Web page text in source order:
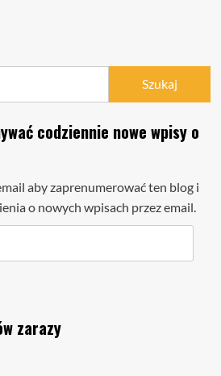
codziennie nowe wpisy o
aby zaprenumerować ten blog i
o nowych wpisach przez email.
zarazy